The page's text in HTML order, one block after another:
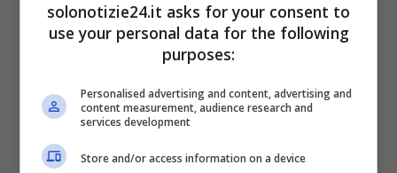
solo sei giorni fa, era ancora in custodia
cautelare. Secondo una prima ricostruzione
attacco ai passeggeripoco prima delle 15,
prima che il treno raggiungesse la stazione di
Brokstedt, nella regione dello Schleswig-
solonotizie24.it asks for your consent to
use your personal data for the following
purposes:
Personalised advertising and content, advertising and
content measurement, audience research and
services development
Store and/or access information on a device